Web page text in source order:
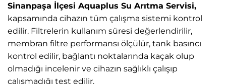
Sinanpaşa İlçesi Aquaplus Su Arıtma Servisi,
kapsamında cihazın tüm çalışma sistemi kontrol
edilir. Filtrelerin kullanım süresi değerlendirilir,
membran filtre performansı ölçülür, tank basıncı
kontrol edilir, bağlantı noktalarında kaçak olup
olmadığı incelenir ve cihazın sağlıklı çalışıp
çalışmadığı test edilir.